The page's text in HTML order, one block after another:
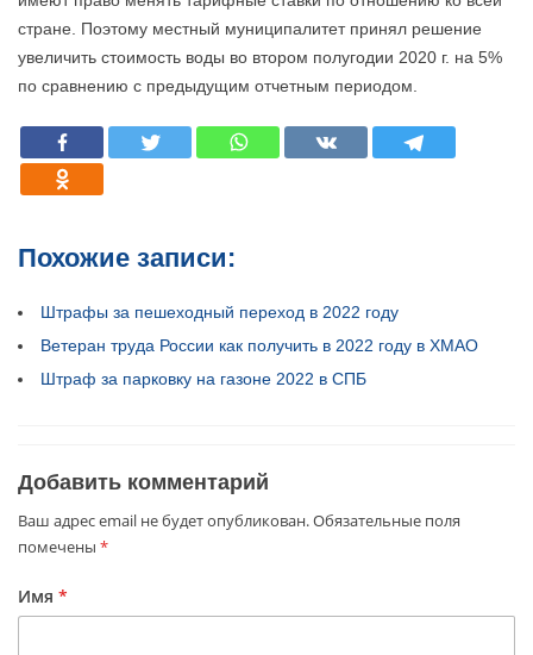
стране. Поэтому местный муниципалитет принял решение
увеличить стоимость воды во втором полугодии 2020 г. на 5%
по сравнению с предыдущим отчетным периодом.
Похожие записи:
Штрафы за пешеходный переход в 2022 году
Ветеран труда России как получить в 2022 году в ХМАО
Штраф за парковку на газоне 2022 в СПБ
Добавить комментарий
Ваш адрес email не будет опубликован.Обязательные поля
помечены *
Имя *